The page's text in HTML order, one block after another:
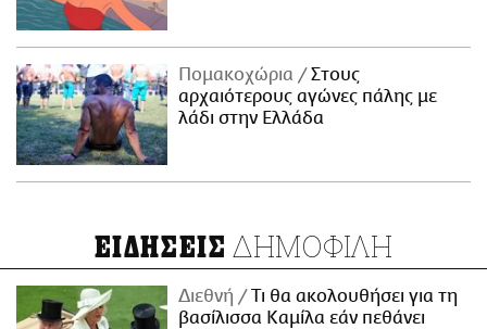
Πομακοχώρια
Στους
αρχαιότερους αγώνες πάλης με
λάδι στην Ελλάδα
ΕΙΔΗΣΕΙΣ ΔΗΜΟΦΙΛΗ
Διεθνή
Τι θα ακολουθήσει για τη
βασίλισσα Καμίλα εάν πεθάνει